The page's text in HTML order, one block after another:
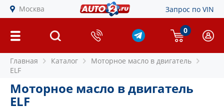
Москва Запрос по VIN
0
Главная Каталог
Моторное масло в двигатель
ELF
Моторное масло в двигатель
ELF